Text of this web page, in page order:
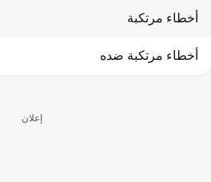
أخطاء مرتكبة
أخطاء مرتكبة ضده
إعلان